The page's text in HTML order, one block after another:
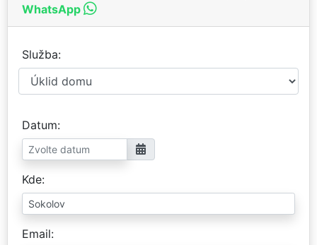
WhatsApp
Služba
Datum
Kde
Email